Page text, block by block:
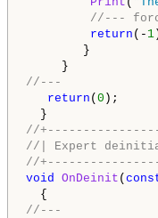
//---
return (- 1
}
//---
return ( 0 );
//
//| Expert
//
void OnDeinit (
//---